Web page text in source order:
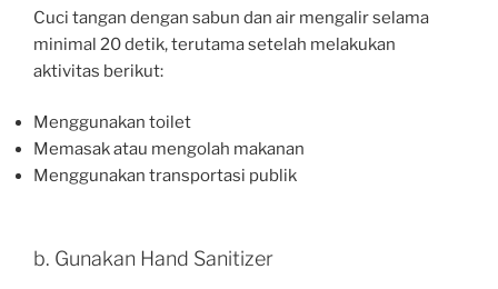
Cuci tangan dengan sabun dan air mengalir selama
minimal 20 detik, terutama setelah melakukan
aktivitas berikut:
Menggunakan toilet
Memasak atau mengolah makanan
Menggunakan transportasi publik
b. Gunakan Hand Sanitizer